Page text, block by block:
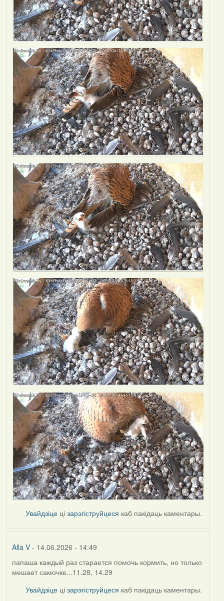
Увайдзіце цізарэгіструйцеся каб пакідаць каментары.
Alla V- 14.06.2026 - 14:49
папаша каждый раз старается помочь кормить, но только
мешает самочке...11.28, 14.29
Увайдзіце цізарэгіструйцеся каб пакідаць каментары.